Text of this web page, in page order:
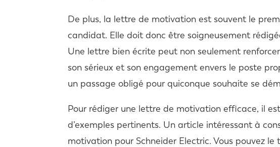
De plus, la lettre de motivation est souvent le
candidat. Elle doit donc être soigneusement
Une lettre bien écrite peut non seulement
son sérieux et son engagement envers le poste
un passage obligé pour quiconque souhaite se
Pour rédiger une lettre de motivation efficace, il
d’exemples pertinents. Un article intéressant à
motivation pour Schneider Electric. Vous pouvez le